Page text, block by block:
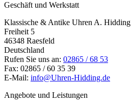
Geschäft und Werkstatt
Klassische & Antike Uhren A. Hidding
Freiheit 5
46348 Raesfeld
Deutschland
Rufen Sie uns an: 02865 / 68 53
Fax: 02865 / 60 35 39
E-Mail: info@Uhren-Hidding.de
Angebote und Leistungen